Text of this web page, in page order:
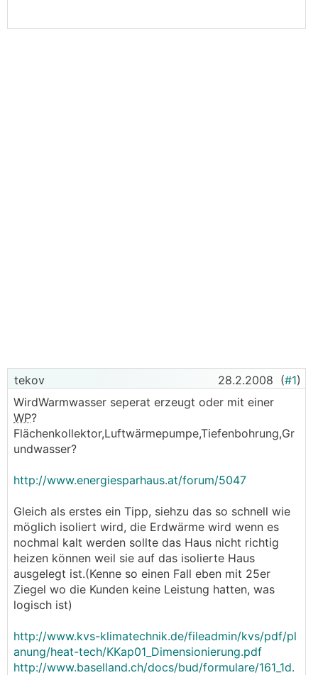
tekov 28.2.2008 (#1)
WirdWarmwasser seperat erzeugt oder mit einer
WP?
Flächenkollektor,Luftwärmepumpe,Tiefenbohrung,Gr
undwasser?
http://www.energiesparhaus.at/forum/5047
Gleich als erstes ein Tipp, siehzu das so schnell wie
möglich isoliert wird, die Erdwärme wird wenn es
nochmal kalt werden sollte das Haus nicht richtig
heizen können weil sie auf das isolierte Haus
ausgelegt ist.(Kenne so einen Fall eben mit 25er
Ziegel wo die Kunden keine Leistung hatten, was
logisch ist)
http://www.kvs-klimatechnik.de/fileadmin/kvs/pdf/pl
anung/heat-tech/KKap01_Dimensionierung.pdf
http://www.baselland.ch/docs/bud/formulare/161_1d.